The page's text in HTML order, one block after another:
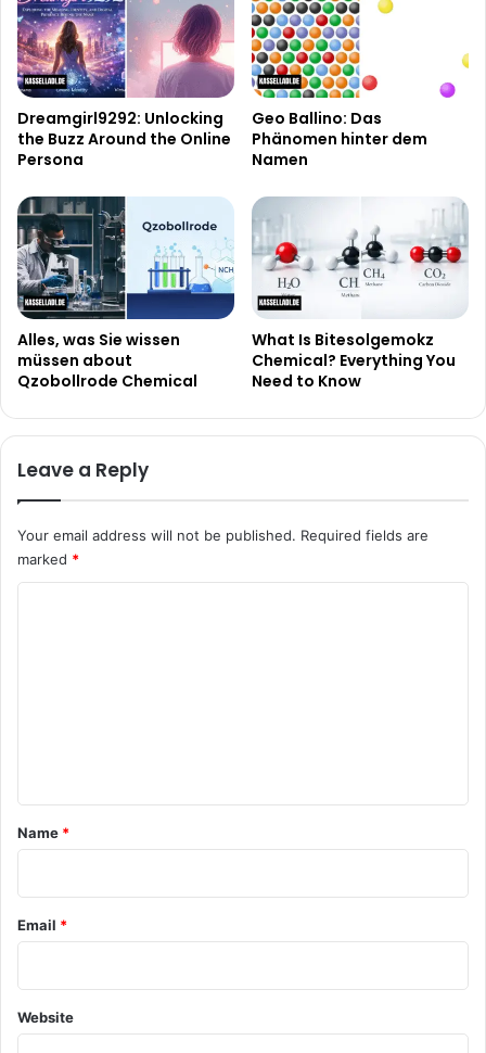
Dreamgirl9292: Unlocking
the Buzz Around the Online
Persona
Geo Ballino: Das
Phänomen hinter dem
Namen
Alles, was Sie wissen
müssen about
Qzobollrode Chemical
What Is Bitesolgemokz
Chemical? Everything You
Need to Know
Leave a Reply
Your email address will not be published. Required fields are
marked *
*
Name *
Email *
Website